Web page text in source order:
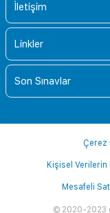
İletişim
Linkler
Son Sınavlar
© 2020-2023
Çerez
Kişisel Verilerin
Mesafeli